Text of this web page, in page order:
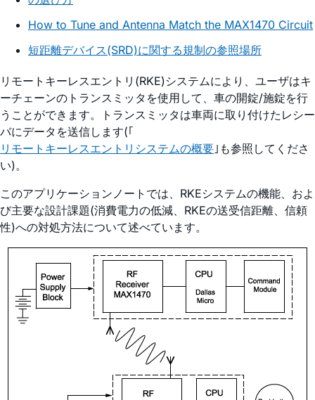
How to Tune and Antenna Match the MAX1470 Circuit
短距離デバイス(SRD)に関する規制の参照場所
リモートキーレスエントリ(RKE)システムにより、ユーザはキ
ーチェーンのトランスミッタを使用して、車の開錠/施錠を行
うことができます。トランスミッタは車両に取り付けたレシー
バにデータを送信します(｢
リモートキーレスエントリシステムの概要 ｣も参照してくださ
い)。
このアプリケーションノートでは、RKEシステムの機能、およ
び主要な設計課題(消費電力の低減、RKEの送受信距離、信頼
性)への対処方法について述べています。